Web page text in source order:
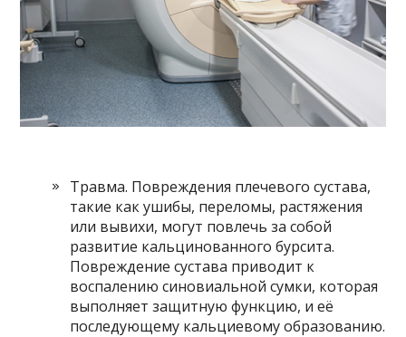
Травма. Повреждения плечевого сустава,
такие как ушибы, переломы, растяжения
или вывихи, могут повлечь за собой
развитие кальцинованного бурсита.
Повреждение сустава приводит к
воспалению синовиальной сумки, которая
выполняет защитную функцию, и её
последующему кальциевому образованию.